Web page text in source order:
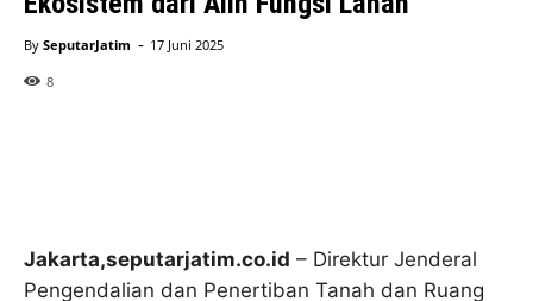
By SeputarJatim - 17 Juni 2025
8
Jakarta,seputarjatim.co.id – Direktur Jenderal
Pengendalian dan Penertiban Tanah dan Ruang